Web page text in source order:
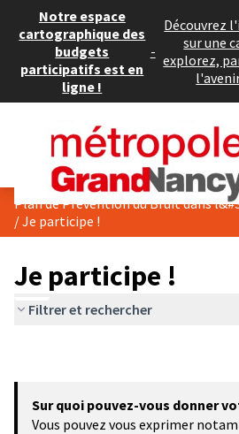
Notre espace
cartographique des
budgets
participatifs est en
ligne !
-
Découvrez
sur une
explorez,
/Je participe !
Je participe !
Filtrer et rechercher
Sur quoi pouvez-vous donner
Vous pouvez vous exprimer